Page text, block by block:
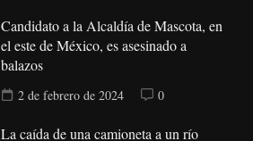
Candidato a la Alcaldía de Mascota, en
el este de México, es asesinado a
balazos
2 de febrero de 2024 0
La caída de una camioneta a un río